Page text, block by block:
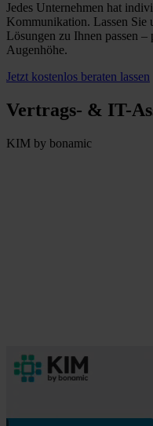
Jedes Unternehmen hat
Kommunikation. Lassen Sie
Lösungen zu Ihnen passen
Augenhöhe.
Jetzt kostenlos beraten lassen
Vertrags- & IT-
KIM by bonamic